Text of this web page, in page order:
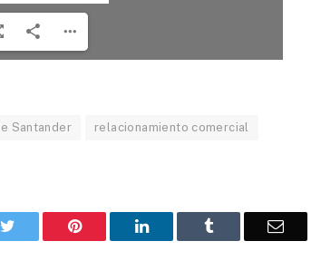
Santander relacionamiento comercial
Twitter Pinterest LinkedIn Tumblr Correo